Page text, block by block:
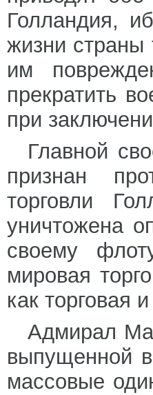
Голландия,
жизни
им
прекратить
при
Главной
признан
торговли
уничтожена
своему
мировая
как торговая
Адмирал
выпущенной
массовые